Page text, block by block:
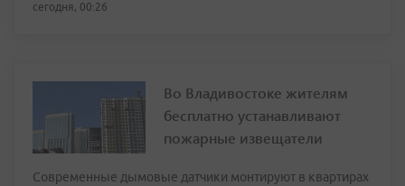
сегодня, 00:26
Во Владивостоке жителям
бесплатно устанавливают
пожарные извещатели
Современные дымовые датчики монтируют в квартирах